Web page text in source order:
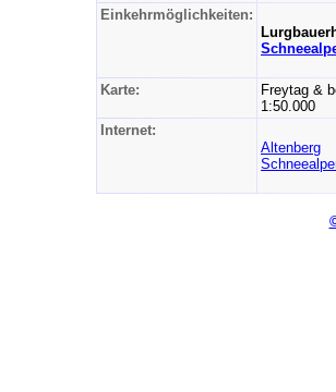
Einkehrmöglichkeiten:
Karte:
Freytag &
1:50.000
Internet:
Altenberg